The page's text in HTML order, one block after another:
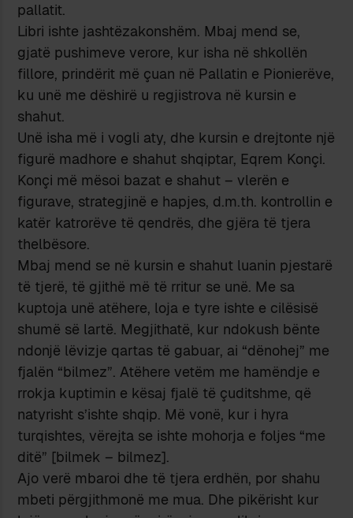
pallatit.
Libri ishte jashtëzakonshëm. Mbaj mend se,
gjatë pushimeve verore, kur isha në shkollën
fillore, prindërit më çuan në Pallatin e Pionierëve,
ku unë me dëshirë u regjistrova në kursin e
shahut.
Unë isha më i vogli aty, dhe kursin e drejtonte një
figurë madhore e shahut shqiptar, Eqrem Konçi.
Konçi më mësoi bazat e shahut – vlerën e
figurave, strategjinë e hapjes, d.m.th. kontrollin e
katër katrorëve të qendrës, dhe gjëra të tjera
thelbësore.
Mbaj mend se në kursin e shahut luanin pjestarë
të tjerë, të gjithë më të rritur se unë. Me sa
kuptoja unë atëhere, loja e tyre ishte e cilësisë
shumë së lartë. Megjithatë, kur ndokush bënte
ndonjë lëvizje qartas të gabuar, ai “dënohej” me
fjalën “bilmez”. Atëhere vetëm me hamëndje e
rrokja kuptimin e kësaj fjalë të çuditshme, që
natyrisht s’ishte shqip. Më vonë, kur i hyra
turqishtes, vërejta se ishte mohorja e foljes “me
ditë” [bilmek – bilmez].
Ajo verë mbaroi dhe të tjera erdhën, por shahu
mbeti përgjithmonë me mua. Dhe pikërisht kur